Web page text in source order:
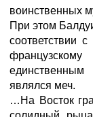
воинственных
При этом
соответствии
являлся меч.
…На Восток